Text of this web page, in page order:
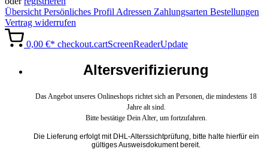
Übersicht Persönliches Profil Adressen Zahlungsarten Bestellungen
Vertrag widerrufen
0,00 €* checkout.cartScreenReaderUpdate
Altersverifizierung
Das Angebot unseres Onlineshops richtet sich an Personen, die mindestens 18
Jahre alt sind.
Bitte bestätige Dein Alter, um fortzufahren.
Die Lieferung erfolgt mit DHL-Alterssichtprüfung, bitte halte hierfür ein
gültiges Ausweisdokument bereit.